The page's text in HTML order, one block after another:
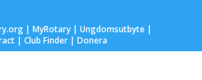
| MyRotary | Ungdomsutbyte|
| Club Finder | Donera